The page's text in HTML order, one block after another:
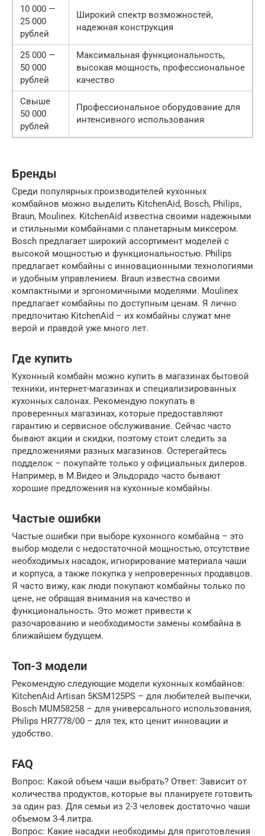
10 000 —
25 000
рублей
Широкий спектр возможностей,
надежная конструкция
25 000 —
50 000
рублей
Максимальная функциональность,
высокая мощность, профессиональное
качество
Свыше
50 000
рублей
Профессиональное оборудование для
интенсивного использования
Бренды
Среди популярных производителей кухонных
комбайнов можно выделить KitchenAid, Bosch, Philips,
Braun, Moulinex. KitchenAid известна своими надежными
и стильными комбайнами с планетарным миксером.
Bosch предлагает широкий ассортимент моделей с
высокой мощностью и функциональностью. Philips
предлагает комбайны с инновационными технологиями
и удобным управлением. Braun известна своими
компактными и эргономичными моделями. Moulinex
предлагает комбайны по доступным ценам. Я лично
предпочитаю KitchenAid – их комбайны служат мне
верой и правдой уже много лет.
Где купить
Кухонный комбайн можно купить в магазинах бытовой
техники, интернет-магазинах и специализированных
кухонных салонах. Рекомендую покупать в
проверенных магазинах, которые предоставляют
гарантию и сервисное обслуживание. Сейчас часто
бывают акции и скидки, поэтому стоит следить за
предложениями разных магазинов. Остерегайтесь
подделок – покупайте только у официальных дилеров.
Например, в М.Видео и Эльдорадо часто бывают
хорошие предложения на кухонные комбайны.
Частые ошибки
Частые ошибки при выборе кухонного комбайна – это
выбор модели с недостаточной мощностью, отсутствие
необходимых насадок, игнорирование материала чаши
и корпуса, а также покупка у непроверенных продавцов.
Я часто вижу, как люди покупают комбайны только по
цене, не обращая внимания на качество и
функциональность. Это может привести к
разочарованию и необходимости замены комбайна в
ближайшем будущем.
Топ-3 модели
Рекомендую следующие модели кухонных комбайнов:
KitchenAid Artisan 5KSM125PS – для любителей выпечки,
Bosch MUM58258 – для универсального использования,
Philips HR7778/00 – для тех, кто ценит инновации и
удобство.
FAQ
Вопрос: Какой объем чаши выбрать? Ответ: Зависит от
количества продуктов, которые вы планируете готовить
за один раз. Для семьи из 2-3 человек достаточно чаши
объемом 3-4 литра.
Вопрос: Какие насадки необходимы для приготовления